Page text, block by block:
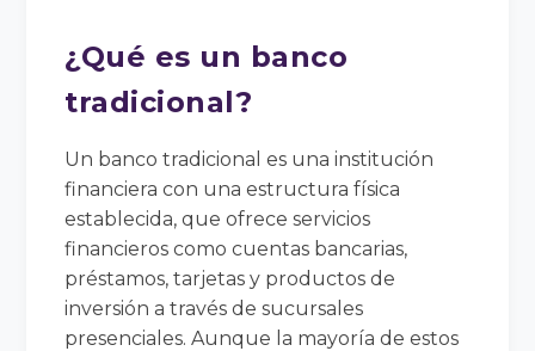
¿Qué es un banco
tradicional?
Un banco tradicional es una institución
financiera con una estructura física
establecida, que ofrece servicios
financieros como cuentas bancarias,
préstamos, tarjetas y productos de
inversión a través de sucursales
presenciales. Aunque la mayoría de estos